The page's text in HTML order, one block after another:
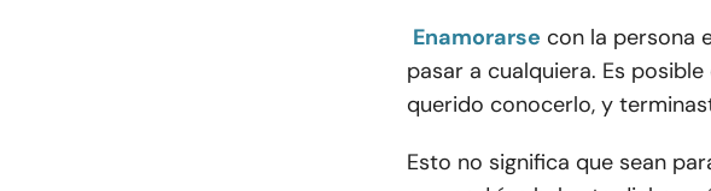
Enamorarse con la persona
pasar a cualquiera. Es
querido conocerlo, y
Esto no significa que sean